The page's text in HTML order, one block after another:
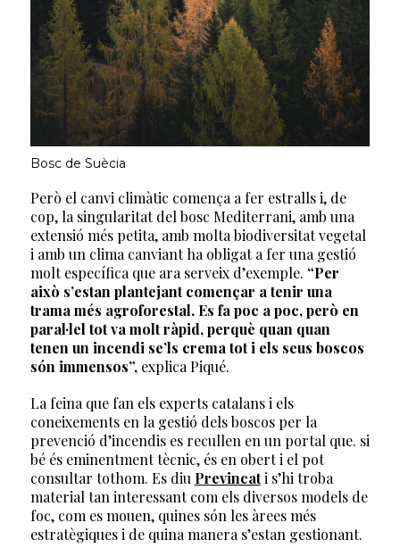
Bosc de Suècia
Però el canvi climàtic comença a fer estralls i, de
cop, la singularitat del bosc Mediterrani, amb una
extensió més petita, amb molta biodiversitat vegetal
i amb un clima canviant ha obligat a fer una gestió
molt específica que ara serveix d’exemple. “Per
això s’estan plantejant començar a tenir una
trama més agroforestal. Es fa poc a poc, però en
paral·lel tot va molt ràpid, perquè quan quan
tenen un incendi se’ls crema tot i els seus boscos
són immensos”, explica Piqué.
La feina que fan els experts catalans i els
coneixements en la gestió dels boscos per la
prevenció d’incendis es recullen en un portal que. si
bé és eminentment tècnic, és en obert i el pot
consultar tothom. Es diu Previncati s’hi troba
material tan interessant com els diversos models de
foc, com es mouen, quines són les àrees més
estratègiques i de quina manera s’estan gestionant.